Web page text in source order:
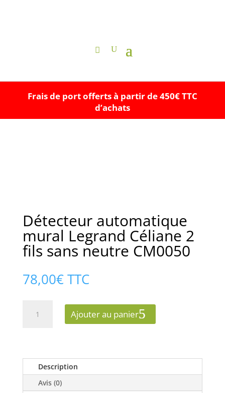
Frais de port offerts à partir de 450€ TTC
d’achats
Détecteur automatique
mural Legrand Céliane 2
fils sans neutre CM0050
78,00€ TTC
Legrand
Céliane
Ajouter au panier
Description
Avis (0)